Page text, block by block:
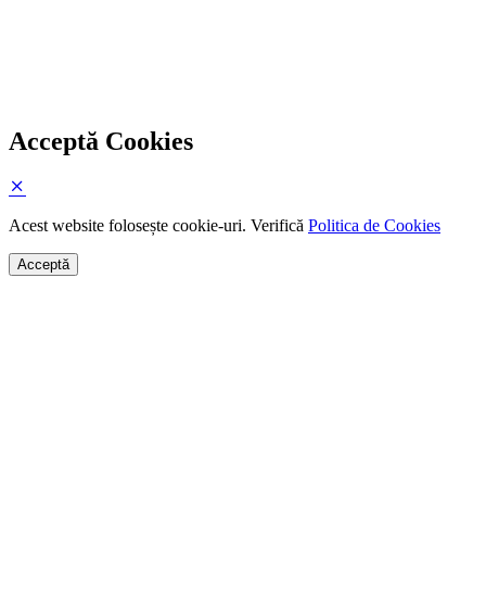
Acceptă Cookies
Acest website folosește cookie-uri. Verifică Politica de Cookies
Acceptă